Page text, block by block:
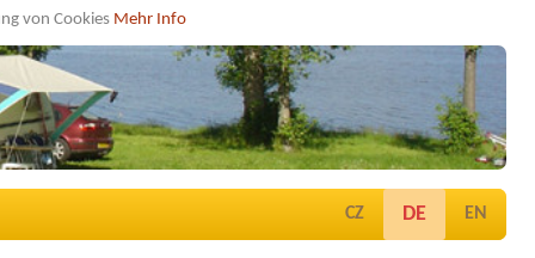
von Cookies Mehr Info
CZ DE EN